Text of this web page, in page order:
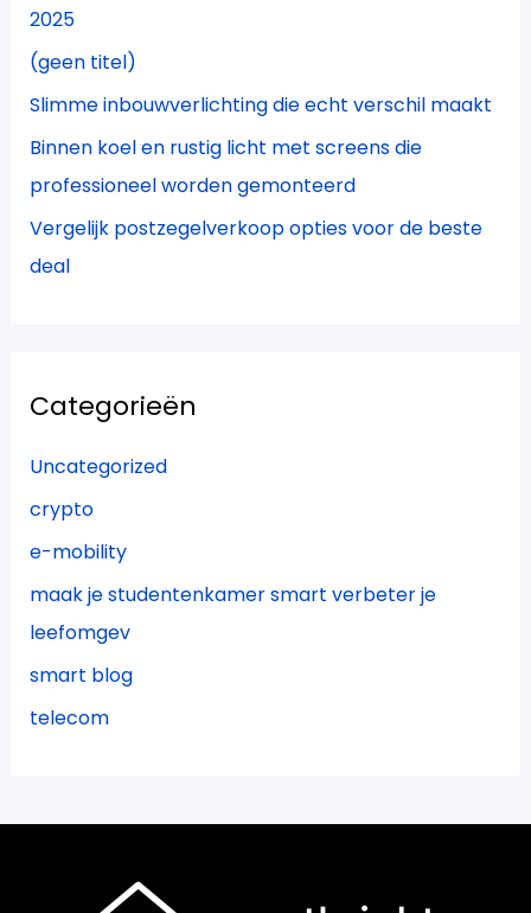
2025
(geen titel)
Slimme inbouwverlichting die echt verschil maakt
Binnen koel en rustig licht met screens die
professioneel worden gemonteerd
Vergelijk postzegelverkoop opties voor de beste
deal
Categorieën
Uncategorized
crypto
e-mobility
maak je studentenkamer smart verbeter je
leefomgev
smart blog
telecom